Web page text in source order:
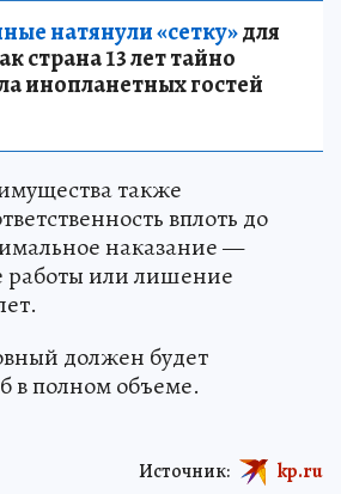
натянули «сетку»для
страна 13 лет тайно
инопланетных гостей
также
вплоть до
наказание —
работы или лишение
должен будет
в полном объеме.
Источник: kp.ru